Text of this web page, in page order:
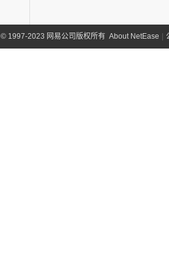
©1997-2023 网易公司版权所有 About NetEase